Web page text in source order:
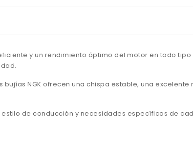
y un rendimiento óptimo del motor en todo tipo
NGK ofrecen una chispa estable, una
de conducción y necesidades específicas de